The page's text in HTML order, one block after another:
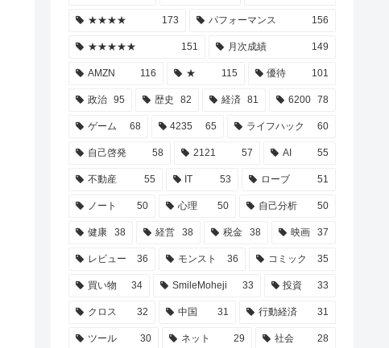
★★★★ 173 パフォーマンス 156
★★★★★ 151 月次成績 149
AMZN 116 ★ 115 優待 101
政治 95 歴史 82 経済 81 6200 78
ゲーム 68 4235 65 ライフハック 60
自己啓発 58 2121 57 AI 55
不動産 55 IT 53 ローブ 51
ノート 50 心理 50 自己分析 50
健康 38 経営 38 税金 38 映画 37
レビュー 36 モンスト 36 コミック 35
買い物 34 SmileMoheji 33 投資 33
クロス 32 中国 31 行動経済 31
ツール 30 ネット 29 社会 28